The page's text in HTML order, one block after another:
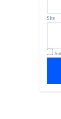
Site